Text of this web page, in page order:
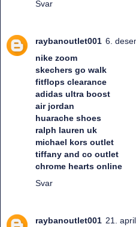
Svar
raybanoutlet001 6.
nike zoom
skechers go walk
fitflops clearance
adidas ultra boost
air jordan
huarache shoes
ralph lauren uk
michael kors outlet
tiffany and co outlet
chrome hearts online
Svar
raybanoutlet001 21.